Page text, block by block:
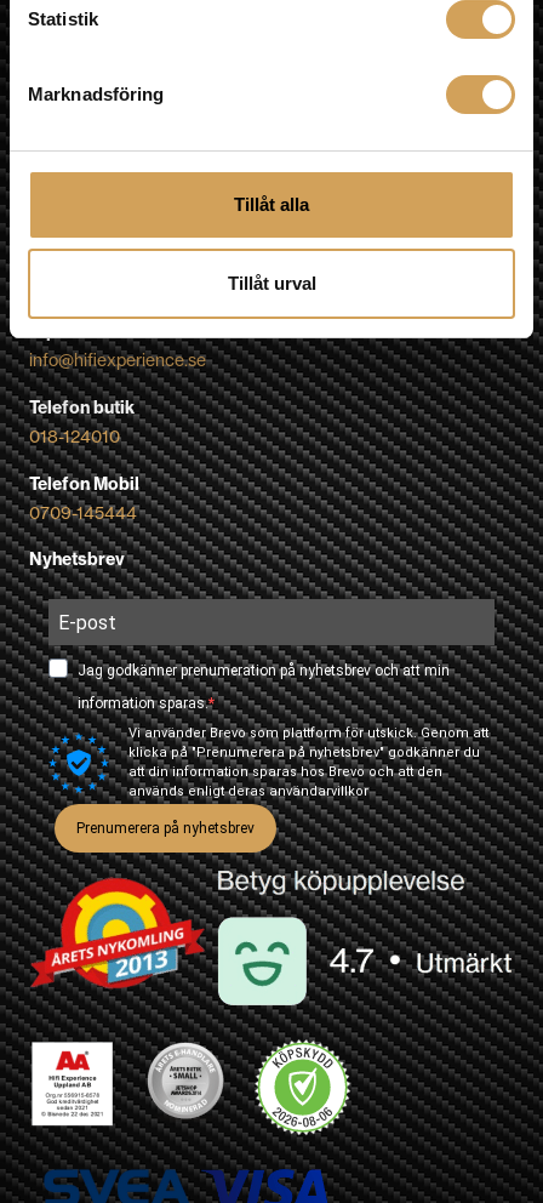
Statistik
Marknadsföring
Tillåt alla
Tillåt urval
ÅNGRA KÖP
Besök oss
75450 Uppsala
info@hifiexperience.se
Telefon butik
018-124010
Telefon Mobil
0709-145444
Nyhetsbrev
Jag godkänner prenumeration på nyhetsbrev och att min
information sparas.
Vi använder Brevo som plattform för utskick. Genom att
klicka på "Prenumerera på nyhetsbrev" godkänner du
att din information sparas hos Brevo och att den
används enligt derasanvändarvillkor
Prenumerera på nyhetsbrev